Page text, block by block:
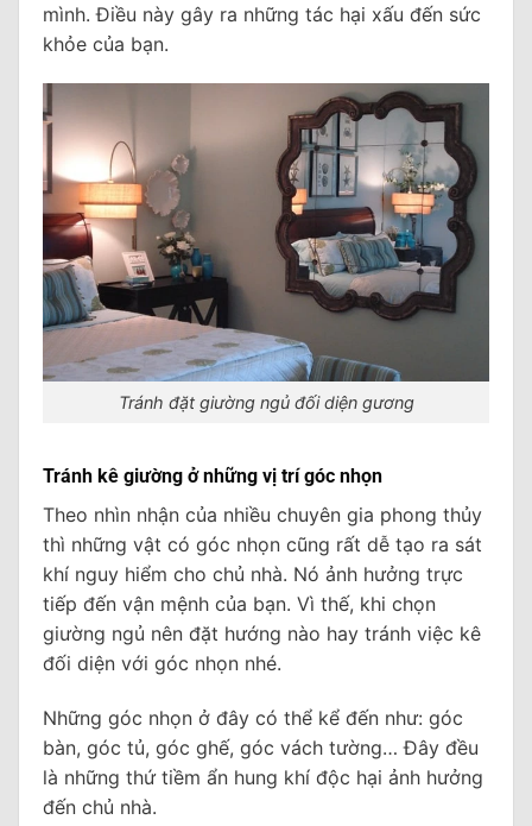
mình. Điều này gây ra những tác hại xấu đến sức
khỏe của bạn.
Tránh đặt giường ngủ đối diện gương
Tránh kê giường ở những vị trí góc nhọn
Theo nhìn nhận của nhiều chuyên gia phong thủy
thì những vật có góc nhọn cũng rất dễ tạo ra sát
khí nguy hiểm cho chủ nhà. Nó ảnh hưởng trực
tiếp đến vận mệnh của bạn. Vì thế, khi chọn
giường ngủ nên đặt hướng nào hay tránh việc kê
đối diện với góc nhọn nhé.
Những góc nhọn ở đây có thể kể đến như: góc
bàn, góc tủ, góc ghế, góc vách tường… Đây đều
là những thứ tiềm ẩn hung khí độc hại ảnh hưởng
đến chủ nhà.